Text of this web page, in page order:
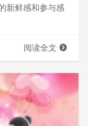
新鲜感和参与感
阅读全文